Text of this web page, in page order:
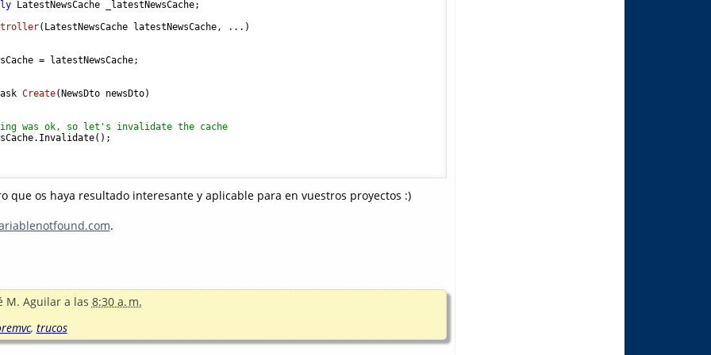
LatestNewsCache _latestNewsCache;
( LatestNewsCache latestNewsCache, ... )
= latestNewsCache;
Create( NewsDto newsDto)
was ok, so let's invalidate the cache
que os haya resultado interesante y aplicable para en vuestros proyectos :)
.
M. Aguilar a las 8:30 a. m.
, trucos